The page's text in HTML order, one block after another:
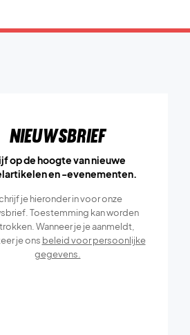
Nieuwsbrief
op de hoogte van nieuwe
en -evenementen.
je hieronder in voor onze
Toestemming kan worden
Wanneer je je aanmeldt,
je ons beleid voor persoonlijke
gegevens.